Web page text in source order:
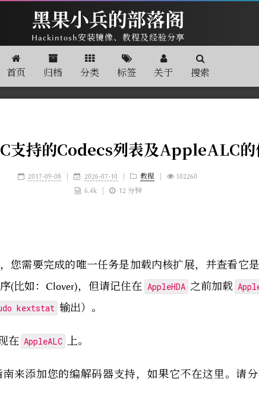
黑果小兵的部落阁
Hackintosh安装镜像、教程及经验分享
首页 归档 分类 标签 关于 搜索
支持的Codecs列表及AppleALC的
2017-09-08 2026-07-10 教程
102260
6.4k
12 分钟
，您需要完成的唯一任务是加载内核扩展，并查看它
(比如：Clover)，但请记住在 AppleHDA 之前加载
kextstat 输出）。
在 AppleALC 上。
来添加您的编解码器支持，如果它不在这里。请